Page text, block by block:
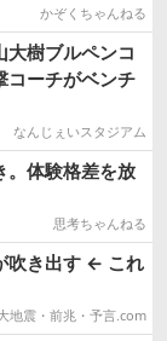
かぞくちゃんねる
大樹ブルペンコ
ーチがベンチ
なんじぇいスタジアム
。体験格差を放
思考ちゃんねる
吹き出す ← これ
地震・前兆・予言.com